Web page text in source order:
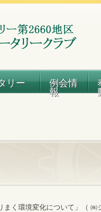
リー 例会情
報
まく環境変化について」（